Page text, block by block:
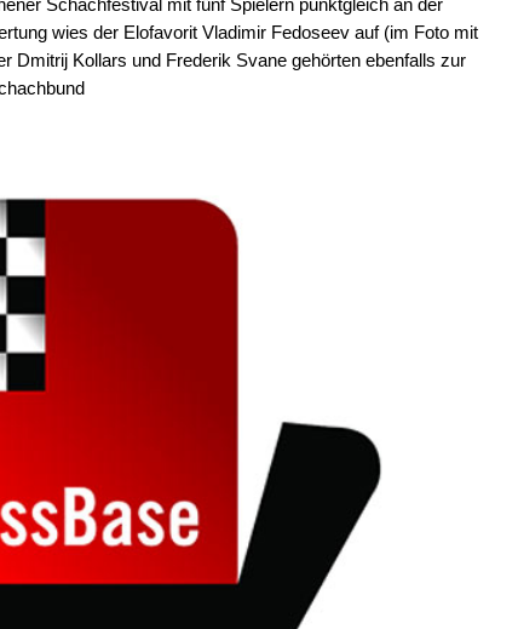
wies der Elofavorit Vladimir Fedoseev auf (im Foto mit
Dmitrij Kollars und Frederik Svane gehörten ebenfalls zur